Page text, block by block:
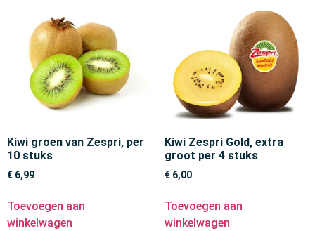
Kiwi groen van Zespri, per
10 stuks
€ 6,99
Toevoegen aan
winkelwagen
Kiwi Zespri Gold, extra
groot per 4 stuks
€ 6,00
Toevoegen aan
winkelwagen